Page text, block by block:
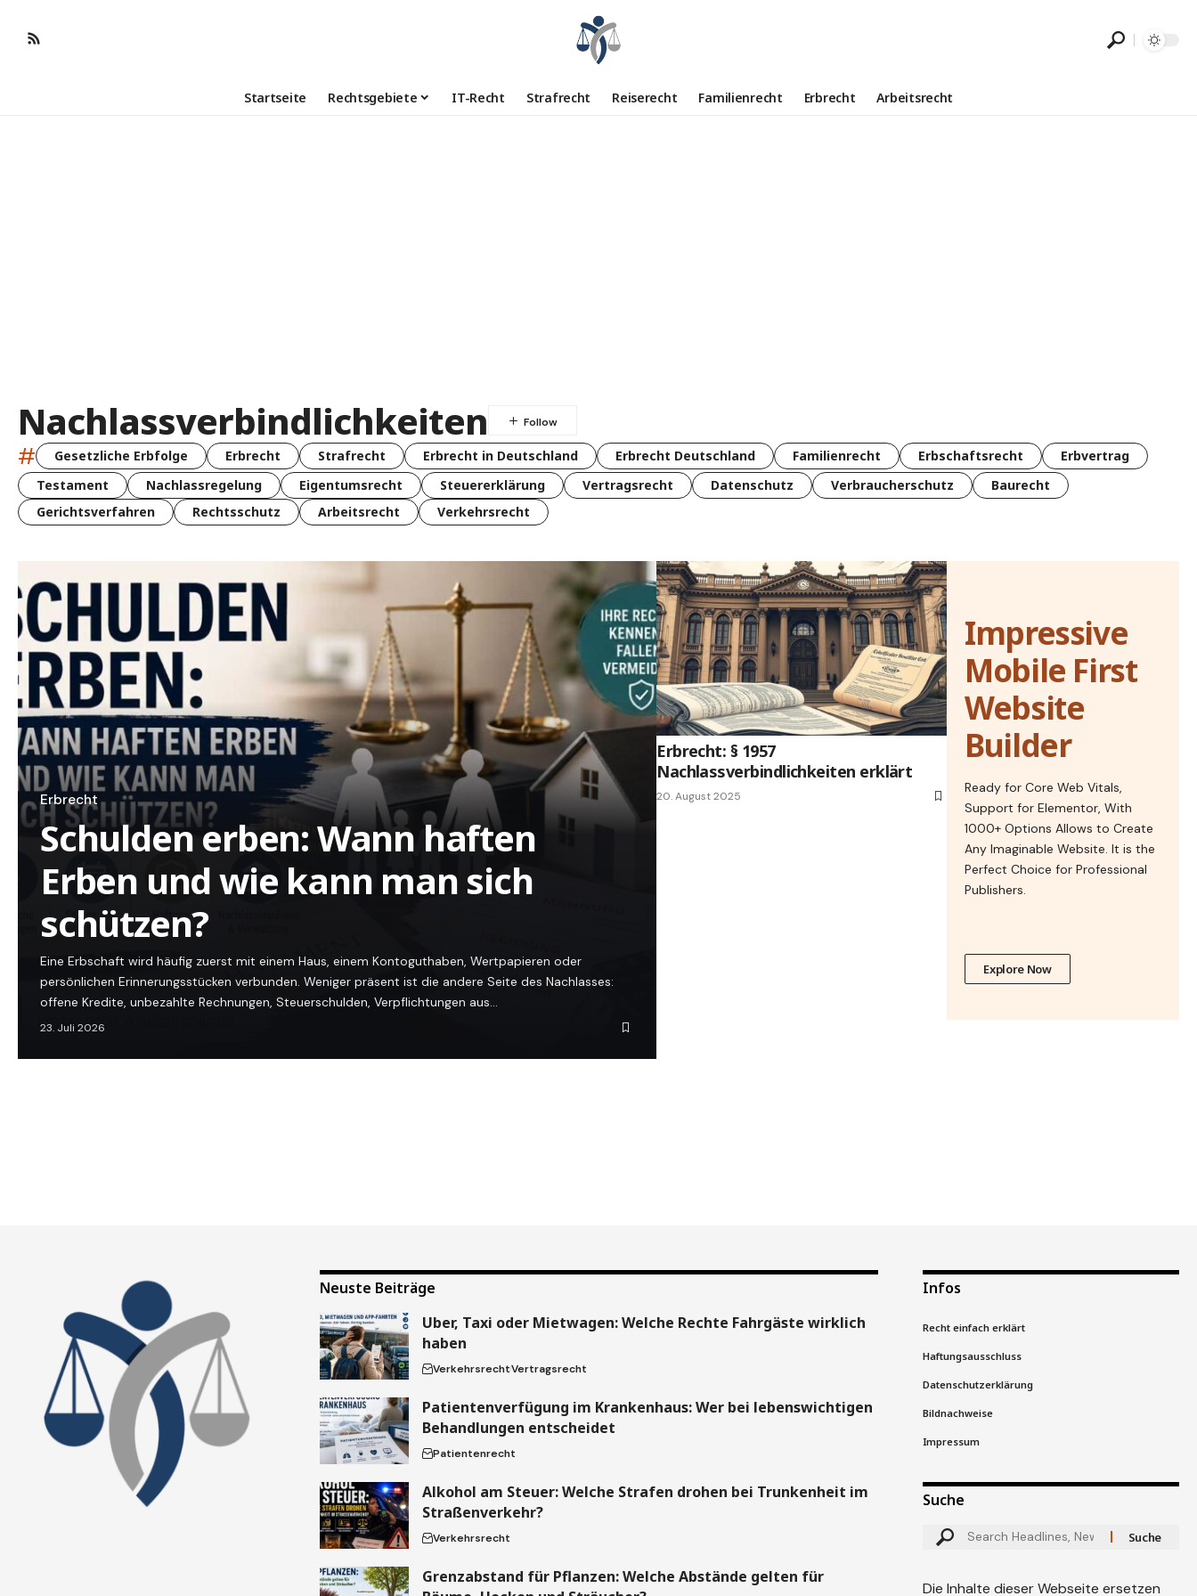
Startseite Rechtsgebiete IT-Recht Strafrecht Reiserecht Familienrecht Erbrecht Arbeitsrecht
Nachlassverbindlichkeiten
# Gesetzliche Erbfolge Erbrecht Strafrecht Erbrecht in Deutschland Erbrecht Deutschland Familienrecht Erbschaftsrecht
Erbvertrag
Testament
Nachlassregelung Eigentumsrecht Steuererklärung Vertragsrecht Datenschutz Verbraucherschutz
Baurecht
Gerichtsverfahren
Rechtsschutz Arbeitsrecht Verkehrsrecht
Erbrecht
Schulden erben: Wann haften
Erben und wie kann man sich
schützen?
Eine Erbschaft wird häufig zuerst mit einem Haus, einem Kontoguthaben, Wertpapieren oder
persönlichen Erinnerungsstücken verbunden. Weniger präsent ist die andere Seite des Nachlasses:
offene Kredite, unbezahlte Rechnungen, Steuerschulden, Verpflichtungen aus…
23. Juli 2026
Erbrecht: § 1957
Nachlassverbindlichkeiten erklärt
20. August 2025
Impressive
Mobile First
Website
Builder
Ready for Core Web Vitals,
Support for Elementor, With
1000+ Options Allows to Create
Any Imaginable Website. It is the
Perfect Choice for Professional
Publishers.
Explore Now
Neuste Beiträge
Uber, Taxi oder Mietwagen: Welche Rechte Fahrgäste wirklich
haben
VerkehrsrechtVertragsrecht
Patientenverfügung im Krankenhaus: Wer bei lebenswichtigen
Behandlungen entscheidet
Patientenrecht
Alkohol am Steuer: Welche Strafen drohen bei Trunkenheit im
Straßenverkehr?
Verkehrsrecht
Grenzabstand für Pflanzen: Welche Abstände gelten für
Infos
Recht einfach erklärt
Haftungsausschluss
Datenschutzerklärung
Bildnachweise
Impressum
Suche
Die Inhalte dieser Webseite ersetzen